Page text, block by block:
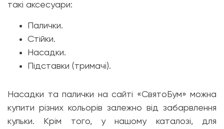
такі аксесуари:
Палички.
Стійки.
Насадки.
Підставки (тримачі).
Насадки та палички на сайті «СвятоБум» можна
купити різних кольорів залежно від забарвлення
кульки. Крім того, у нашому каталозі, для